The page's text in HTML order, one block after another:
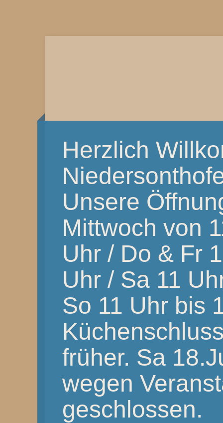
Herzlich
Unsere
Mittwoch von
Uhr / Do & Fr
Uhr / Sa 11
So 11 Uhr bis
früher. Sa
wegen
geschlossen.